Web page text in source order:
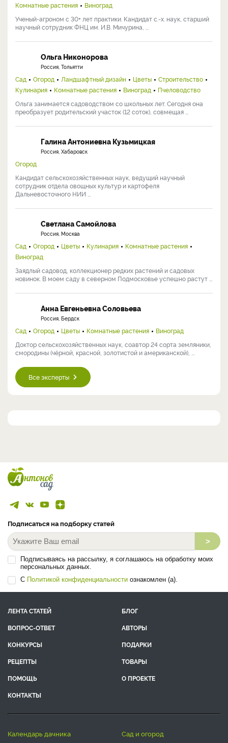
Комнатные растения
Виноград
Ученый-агроном с 30+ лет практики. Кандидат с.-х. наук, старший
научный сотрудник ФНЦ им. И.В. Мичурина, ...
Ольга Никонорова
Россия, Тольятти
Сад Огород Ландшафтный дизайн Цветы
Строительство
Кулинария
Комнатные растения Виноград
Пчеловодство
Ольга занимается садоводством со школьных лет. Сегодня она
преобразует родительский участок (12 соток), совмещая ...
Галина Антониевна Кузьмицкая
Россия, Хабаровск
Огород
Кандидат сельскохозяйственных наук, ведущий научный
сотрудник отдела овощных культур и картофеля
Дальневосточного НИИ ...
Светлана Самойлова
Россия, Москва
Сад Огород Цветы Кулинария
Комнатные растения
Виноград
Заядлый садовод, коллекционер редких растений и садовых
новинок. В моем саду в северном Подмосковье успешно растут ...
Анна Евгеньевна Соловьева
Россия, Бердск
Сад Огород Цветы Комнатные растения
Виноград
Доктор сельскохозяйственных наук, соавтор 24 сорта земляники,
смородины (чёрной, красной, золотистой и американской), ...
Все эксперты
Подписаться на подборку статей
>
Подписываясь на рассылку, я соглашаюсь на обработку моих
персональных данных.
С Политикой конфиденциальности ознакомлен (а).
ЛЕНТА СТАТЕЙ
БЛОГ
ВОПРОС-ОТВЕТ
АВТОРЫ
КОНКУРСЫ
ПОДАРКИ
РЕЦЕПТЫ
ТОВАРЫ
ПОМОЩЬ
О ПРОЕКТЕ
КОНТАКТЫ
календарь дачника сад и огород